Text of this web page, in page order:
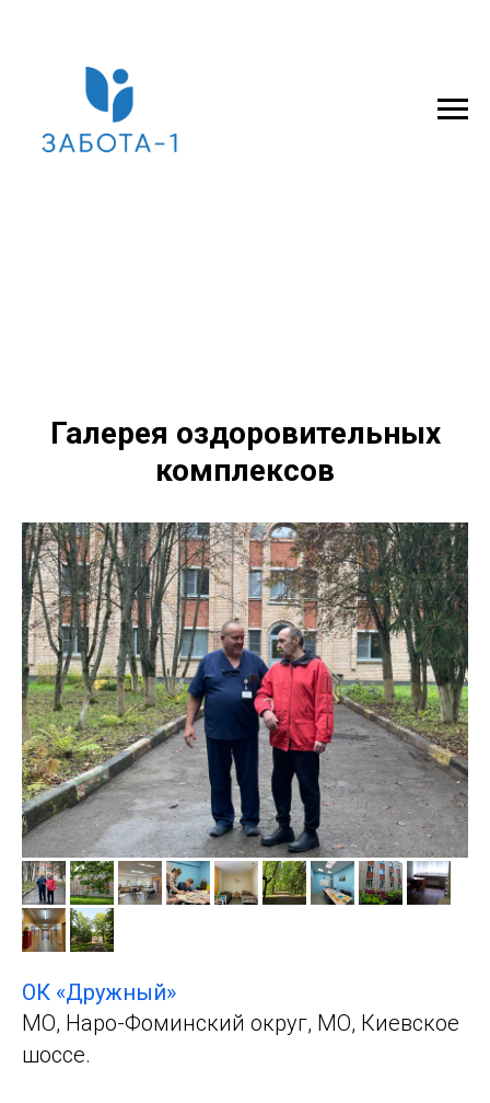
Галерея оздоровительных
комплексов
ОК «Дружный»
МО, Наро-Фоминский округ, МО, Киевское
шоссе.